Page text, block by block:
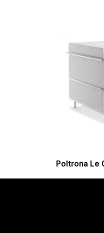
Poltrona Le